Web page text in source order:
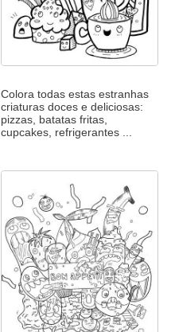
Colora todas estas estranhas
criaturas doces e deliciosas:
pizzas, batatas fritas,
cupcakes, refrigerantes ...